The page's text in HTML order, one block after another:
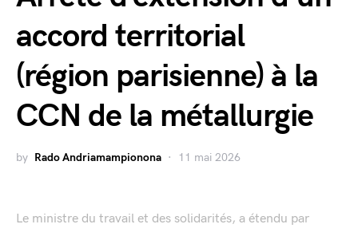
accord territorial
(région parisienne) à la
CCN de la métallurgie
by Rado Andriamampionona 11 mai 2026
Le ministre du travail et des solidarités, a étendu par